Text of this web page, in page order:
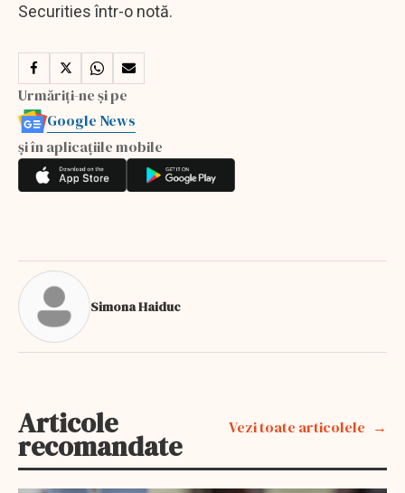
Securities într-o notă.
Urmăriți-ne și pe
Google News
și în aplicațiile mobile
Simona Haiduc
Articole
recomandate
Vezi toate articolele